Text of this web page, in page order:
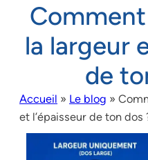
la largeur
de
Accueil » Le blog »
et l’épaisseur de ton dos